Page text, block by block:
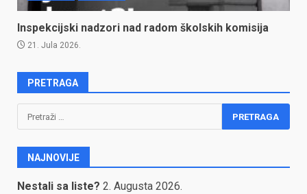
Inspekcijski nadzori nad radom školskih komisija
21. Jula 2026.
PRETRAGA
Pretraga:
NAJNOVIJE
Nestali sa liste? 2. Augusta 2026.